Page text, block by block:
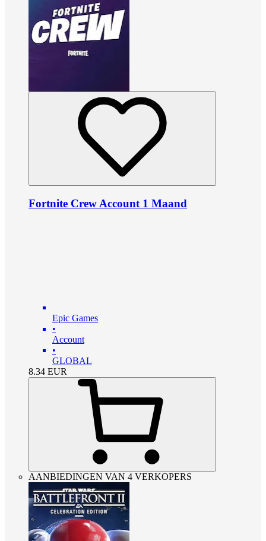
Fortnite Crew Account 1 Maand
Epic Games
•
Account
•
GLOBAL
8.34 EUR
AANBIEDINGEN VAN 4 VERKOPERS